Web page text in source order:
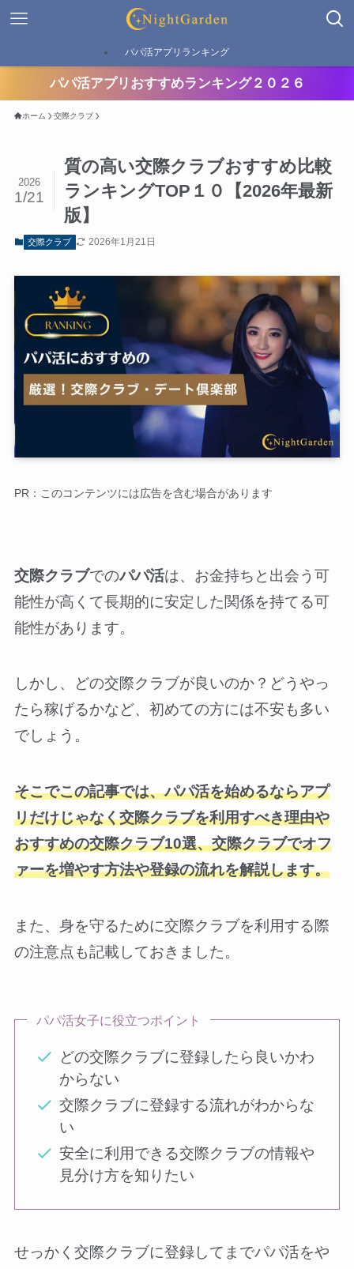
パパ活アプリランキング
パパ活アプリおすすめランキング２０２６
ホーム 交際クラブ
質の高い交際クラブおすすめ比較
ランキングTOP１０【2026年最新
版】
2026
1/21
交際クラブ 2026年1月21日
PR：このコンテンツには広告を含む場合があります
交際クラブでのパパ活は、お金持ちと出会う可
能性が高くて長期的に安定した関係を持てる可
能性があります。
しかし、どの交際クラブが良いのか？どうやっ
たら稼げるかなど、初めての方には不安も多い
でしょう。
そこでこの記事では、パパ活を始めるならアプ
リだけじゃなく交際クラブを利用すべき理由や
おすすめの交際クラブ10選、交際クラブでオフ
ァーを増やす方法や登録の流れを解説します。
また、身を守るために交際クラブを利用する際
の注意点も記載しておきました。
パパ活女子に役立つポイント
どの交際クラブに登録したら良いかわ
からない
交際クラブに登録する流れがわからな
い
安全に利用できる交際クラブの情報や
見分け方を知りたい
せっかく交際クラブに登録してまでパパ活をや